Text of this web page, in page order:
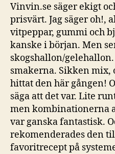
Vinvin.se säger ekigt
prisvärt. Jag säger oh!,
vitpeppar, gummi och
kanske i början. Men
skogshallon/
smakerna. Sikken mix,
hittat den här gången!
säga att det var. Lite
men kombinationerna
var ganska fantastisk.
rekomenderades den
favoritrecept på